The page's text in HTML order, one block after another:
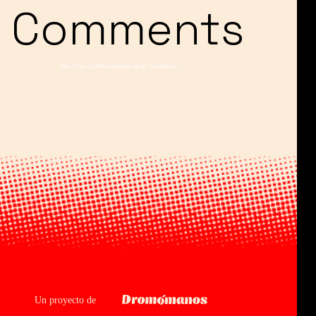
Comments
No hay comentarios que mostrar.
Un proyecto de Dromomanos